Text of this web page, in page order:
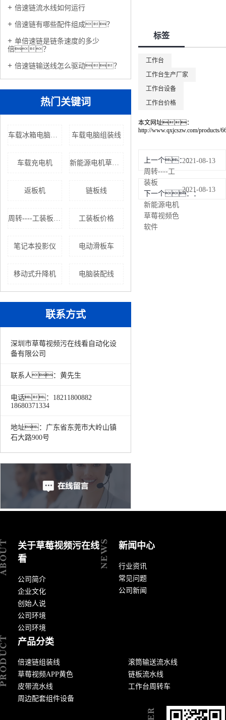
倍速链流水线如何运行
倍速链有哪些配件组成？
单倍速链是链条速度的多少
倍？
倍速链输送线怎么驱动？
热门关键词
车载电脑组装线
车载充电机
返板机 链板线
工装板价格
笔记本投影仪 电动滑板车
移动式升降机 电脑装配线
联系方式
深圳市草莓视频污在线看自动化设
备有限公司
联系人：黄先生
电话：18211800882
18680371334
地址：广东省东莞市大岭山镇
石大路900号
标签
工作台
工作台生产厂家
工作台设备
工作台价格
本文网址：
http://www.qxjcszw.com/products/
上一个：
周转----工
装板
2021-08-13
下一个：
新能源电机
草莓视频色
软件
2021-08-13
关于草莓视频污在线
看
公司简介
企业文化
创始人说
公司环境
公司环境
新闻中心
行业资讯
常见问题
公司新闻
产品分类
倍速链组装线
滚筒输送流水线
草莓视频APP黄色
链板流水线
皮带流水线
工作台周转车
周边配套组件设备